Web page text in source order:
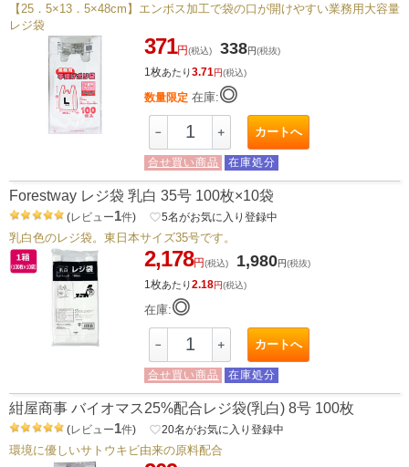
【25．5×13．5×48cm】エンボス加工で袋の口が開けやすい業務用大容量
レジ袋
371円(税込) 338円(税抜)
1枚あたり3.71円(税込)
数量限定 在庫:◎
－ ＋ カートへ
合せ買い商品 在庫処分
Forestway レジ袋 乳白 35号 100枚×10袋
(レビュー1件) favorite_border5名がお気に入り登録中
乳白色のレジ袋。東日本サイズ35号です。
2,178円(税込) 1,980円(税抜)
1枚あたり2.18円(税込)
在庫:◎
－ ＋ カートへ
合せ買い商品 在庫処分
紺屋商事 バイオマス25%配合レジ袋(乳白) 8号 100枚
(レビュー1件) favorite_border20名がお気に入り登録中
環境に優しいサトウキビ由来の原料配合